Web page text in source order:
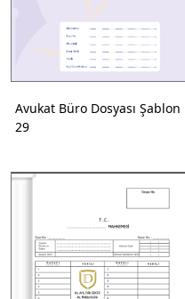
Avukat Büro Dosyası Şablon
29